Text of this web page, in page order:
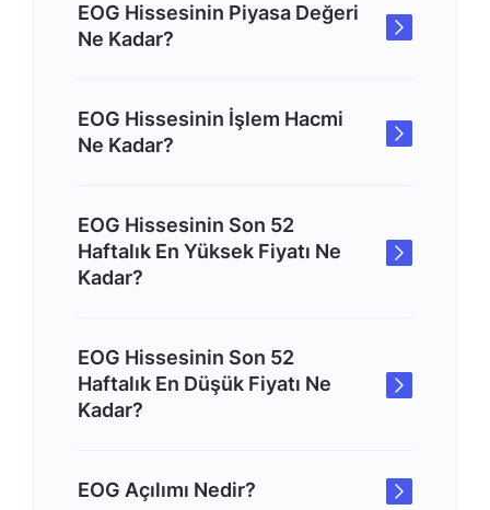
EOG Hissesinin Piyasa Değeri
Ne Kadar?
EOG Hissesinin İşlem Hacmi
Ne Kadar?
EOG Hissesinin Son 52
Haftalık En Yüksek Fiyatı Ne
Kadar?
EOG Hissesinin Son 52
Haftalık En Düşük Fiyatı Ne
Kadar?
EOG Açılımı Nedir?